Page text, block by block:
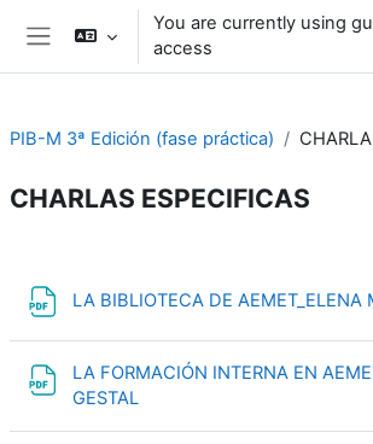
Skip to main content
You are currently using
access
PIB-M 3ª Edición (fase práctica)
CHARLAS ESPECIFICAS
LA BIBLIOTECA DE AEMET_ELENA
LA FORMACIÓN INTERNA EN
GESTAL